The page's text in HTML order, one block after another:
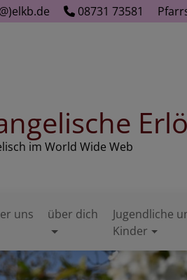
08731 73581
im World Wide Web
uns über dich
Jugendliche
Kinder